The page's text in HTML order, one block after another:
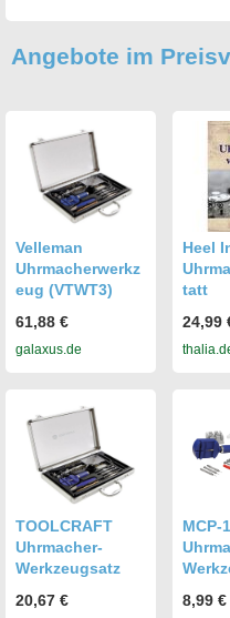
Angebote im
Velleman
Uhrmacherwerkz
eug (VTWT3)
61,88 €
galaxus.de
Heel
tatt
24,99
TOOLCRAFT
Uhrmacher-
Werkzeugsatz
20,67 €
MCP-
8,99 €